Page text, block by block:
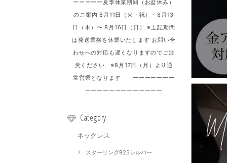
ーーーーー夏季休業期間（お盆休み）
のご案内 8月11日（火・祝）・8月13
日（木）〜 8月16日（日） ※上記期間
は発送業務を休業いたします お問い合
わせへの対応も遅くなりますのでご注
意ください ※8月17日（月）より通
常営業となります ーーーーーーー
ーーーーーーーーーーーーー
Category
ネックレス
スターリング925シルバー